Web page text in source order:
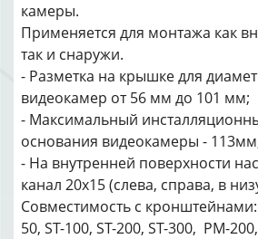
камеры.
Применяется для монтажа как
так и снаружи.
- Разметка на крышке для
видеокамер от 56 мм до 101 мм;
- Максимальный
основания видеокамеры -
- На внутренней поверхности
канал 20х15 (слева, справа, в
Совместимость с кронштейнами:
50, ST-100, ST-200, ST-300, PM-